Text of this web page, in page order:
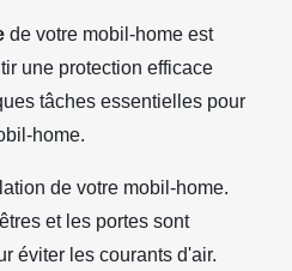
de votre mobil-home est
une protection efficace
tâches essentielles pour
home.
de votre mobil-home.
et les portes sont
éviter les courants d'air.